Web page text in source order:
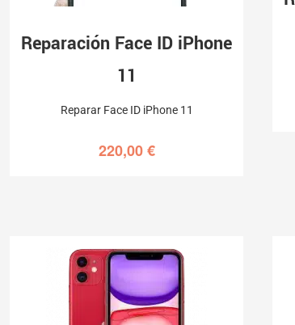
Reparación Face ID iPhone
11
Reparar Face ID iPhone 11
220,00€